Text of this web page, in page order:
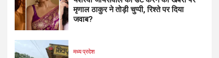
मृणाल ठाकुर ने तोड़ी चुप्पी, रिश्ते पर दिया
जवाब?
मध्य प्रदेश